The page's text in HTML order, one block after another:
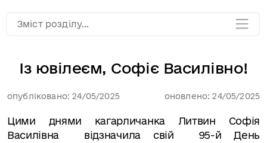
Із ювілеєм, Софіє Василівно!
опубліковано: 24/05/2025 оновлено: 24/05/2025
Цими днями кагарличанка Литвин Софія
Василівна
відзначила свій 95-й День
Зміст розділу...